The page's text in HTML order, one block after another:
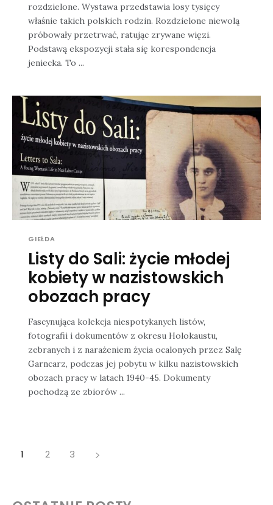
rozdzielone. Wystawa przedstawia losy tysięcy
właśnie takich polskich rodzin. Rozdzielone niewolą
próbowały przetrwać, ratując zrywane więzi.
Podstawą ekspozycji stała się korespondencja
jeniecka. To ...
GIEŁDA
Listy do Sali: życie młodej
kobiety w nazistowskich
obozach pracy
Fascynująca kolekcja niespotykanych listów,
fotografii i dokumentów z okresu Holokaustu,
zebranych i z narażeniem życia ocalonych przez Salę
Garncarz, podczas jej pobytu w kilku nazistowskich
obozach pracy w latach 1940-45. Dokumenty
pochodzą ze zbiorów ...
1 2 3